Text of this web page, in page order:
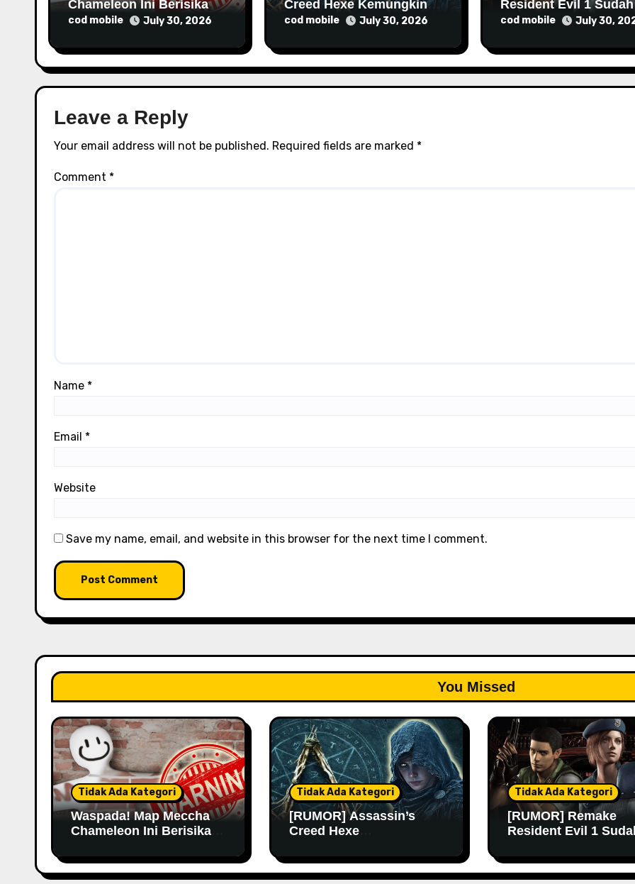
Chameleon Ini Berisikan
Malware
cod mobile July 30, 2026
Creed Hexe Kemungkinan
Rilis Lebih Lama Lagi
cod mobile July 30, 2026
Resident Evil 1 Sudah
Masuk Tahap Pre-
Lalu
cod mobile July 30,
Leave a Reply
Your email address will not be published. Required fields are marked *
Comment *
Name *
Email *
Website
Save my name, email, and website in this browser for the next time I comment.
You Missed
Tidak Ada Kategori
Waspada! Map Meccha
Chameleon Ini Berisikan
Tidak Ada Kategori
[RUMOR] Assassin’s
Creed Hexe
Lama Lagi
Tidak Ada Kategori
[RUMOR] Remake
Resident Evil 1
Produksi Sejak
Lalu